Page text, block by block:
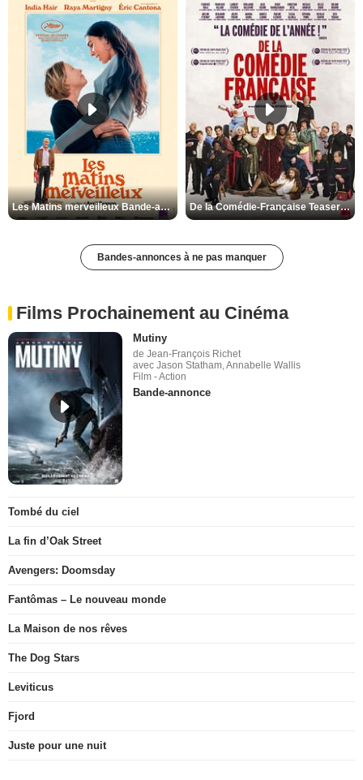
Les Matins merveilleux Bande-annonce VF De la Comédie-Française Teaser VF
Bandes-annonces à ne pas manquer
Films Prochainement au Cinéma
Mutiny
de Jean-François Richet
avec Jason Statham, Annabelle Wallis
Film - Action
Bande-annonce
Tombé du ciel
La fin d’Oak Street
Avengers: Doomsday
Fantômas – Le nouveau monde
La Maison de nos rêves
The Dog Stars
Leviticus
Fjord
Juste pour une nuit